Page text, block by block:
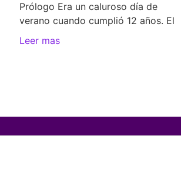
Prólogo Era un caluroso día de
verano cuando cumplió 12 años. El
Leer mas